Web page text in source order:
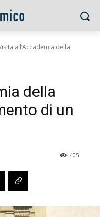
all’Accademia della
della
di un
405